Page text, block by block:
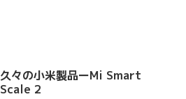
久々の小米製品ーMi Smart
Scale 2